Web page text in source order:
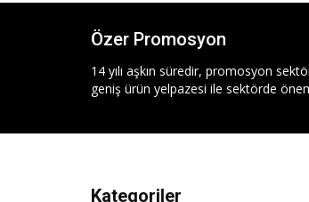
Özer Promosyon
14 yılı aşkın süredir, promosyon
geniş ürün yelpazesi ile sektörde
Kategoriler